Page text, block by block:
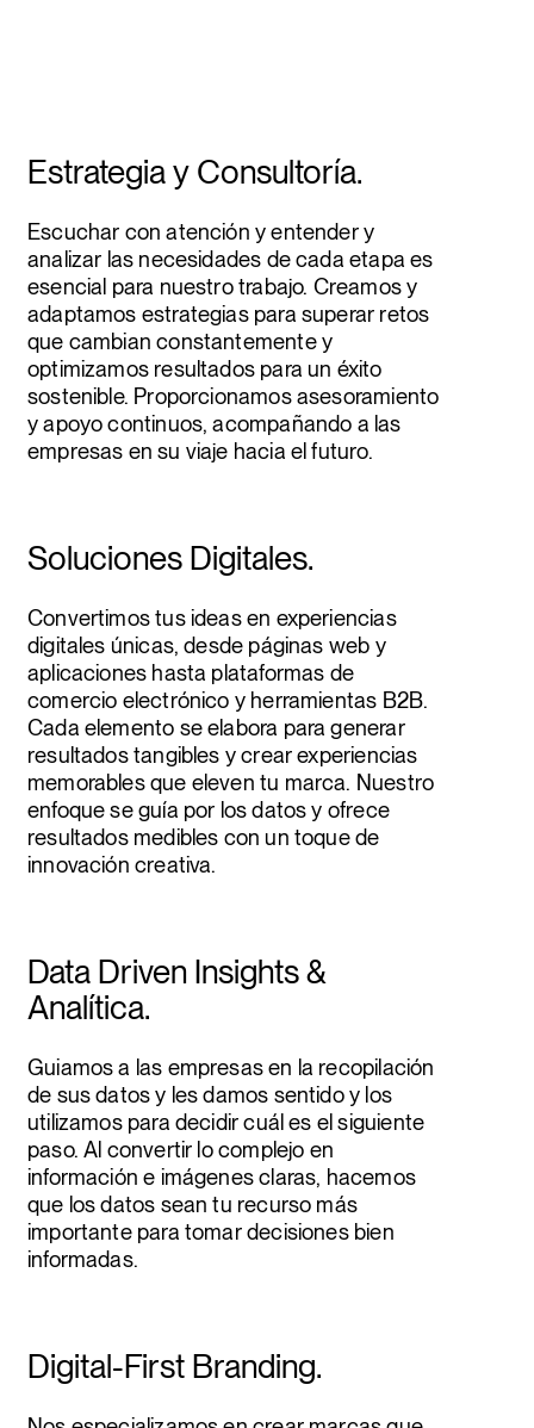
Mantente al día de
nuestros stories e
insights. Únete a nuestra
newsletter.
Somos todo oídos.
Nombre
Email
Empresa
¿Quieres hablar? ¡Escríbenos!
Estrategia y Consultoría.
Escuchar con atención y entender y
analizar las necesidades de cada etapa es
esencial para nuestro trabajo. Creamos y
adaptamos estrategias para superar retos
que cambian constantemente y
optimizamos resultados para un éxito
sostenible. Proporcionamos asesoramiento
y apoyo continuos, acompañando a las
empresas en su viaje hacia el futuro.
Soluciones Digitales.
Convertimos tus ideas en experiencias
digitales únicas, desde páginas web y
aplicaciones hasta plataformas de
comercio electrónico y herramientas B2B.
Cada elemento se elabora para generar
resultados tangibles y crear experiencias
memorables que eleven tu marca. Nuestro
enfoque se guía por los datos y ofrece
resultados medibles con un toque de
innovación creativa.
Data Driven Insights &
Analítica.
Guiamos a las empresas en la recopilación
de sus datos y les damos sentido y los
utilizamos para decidir cuál es el siguiente
paso. Al convertir lo complejo en
información e imágenes claras, hacemos
que los datos sean tu recurso más
importante para tomar decisiones bien
informadas.
Digital-First Branding.